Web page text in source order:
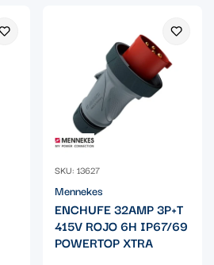
SKU: 13627
Mennekes
ENCHUFE 32AMP 3P+T
415V ROJO 6H IP67/69
POWERTOP XTRA